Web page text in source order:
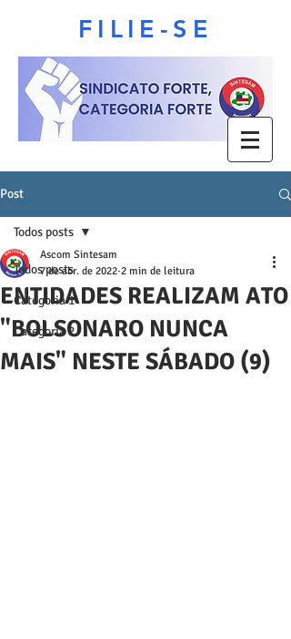
FILIE-SE
Post
Todos posts
Categoria 1
Categoria 2
Todos posts
ENTIDADES REALIZAM ATO
"BOLSONARO NUNCA
MAIS" NESTE SÁBADO (9)
Ascom Sintesam
7 de abr. de 2022 2 min de leitura